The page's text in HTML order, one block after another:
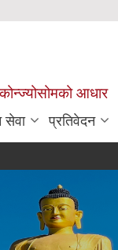
आधार
सेवा प्रतिवेदन